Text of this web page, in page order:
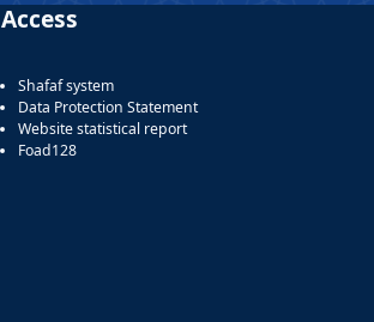
Access
Shafaf system
Data Protection Statement
Website statistical report
Foad128